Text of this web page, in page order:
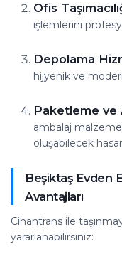
Ofis
işlemlerini
Depolama
hijyenik ve
Paketleme ve
ambalaj
oluşabilecek
Beşiktaş Evden
Avantajları
Cihantrans ile
yararlanabilirsiniz: